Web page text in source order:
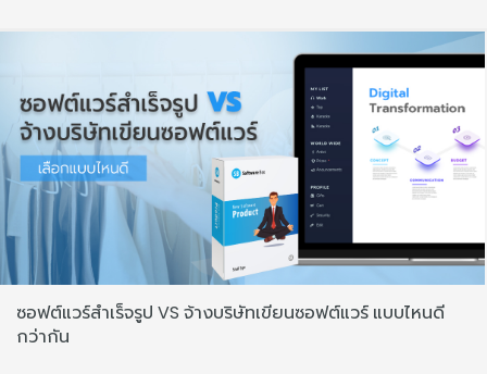
ซอฟต์แวร์สำเร็จรูป VS จ้างบริษัทเขียนซอฟต์แวร์ แบบไหนดี
กว่ากัน